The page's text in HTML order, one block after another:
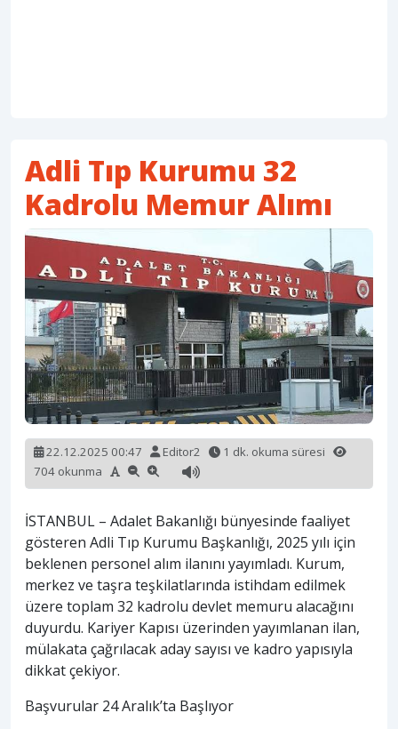
Adli Tıp Kurumu 32
Kadrolu Memur Alımı
22.12.2025 00:47 Editor2
1 dk. okuma süresi
704 okunma
İSTANBUL – Adalet Bakanlığı bünyesinde faaliyet
gösteren Adli Tıp Kurumu Başkanlığı, 2025 yılı için
beklenen personel alım ilanını yayımladı. Kurum,
merkez ve taşra teşkilatlarında istihdam edilmek
üzere toplam 32 kadrolu devlet memuru alacağını
duyurdu. Kariyer Kapısı üzerinden yayımlanan ilan,
mülakata çağrılacak aday sayısı ve kadro yapısıyla
dikkat çekiyor.
Başvurular 24 Aralık’ta Başlıyor